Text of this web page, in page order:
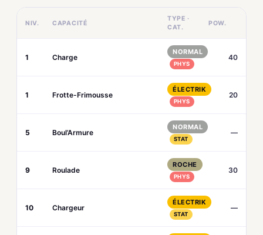
NIV. CAPACITÉ
TYPE ·
CAT.
POW.
1 Charge
NORMAL
PHYS
40
1 Frotte-Frimousse
ÉLECTRIK
PHYS
20
5 Boul’Armure
NORMAL
STAT
—
9 Roulade
ROCHE
PHYS
30
10 Chargeur
ÉLECTRIK
STAT
—